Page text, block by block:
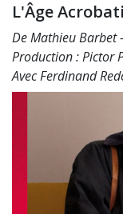
L'Âge
De Mathieu Barbet
Production : Pictor
Avec Ferdinand